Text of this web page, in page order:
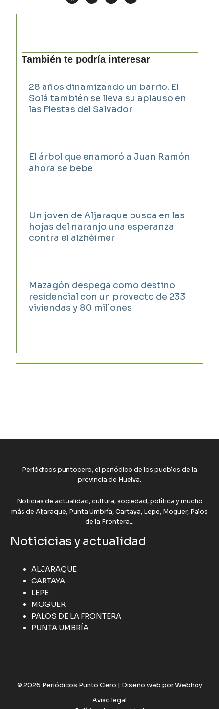
También te podría interesar
28 años dinamizando un barrio: El
Solá también se lleva su aplauso en
las Fiestas del Salvador
El árbol que enamoró a Juan Ramón
ahora se bebe
Un joven de Aljaraque busca en las
hojas del naranjo una esperanza
contra el alzhéimer
Mazagón despega como destino
residencial con un proyecto de 233
viviendas y 80 millones
Periódicos puntocero, el periódico de los pueblos de la
provincia de Huelva.
Noticias de actualidad, cultura, sociedad, política y mucho
más de Aljaraque, Punta Umbría, Cartaya, Lepe, Moguer, Palos
de la Frontera...
Noticicias y actualidad
ALJARAQUE
CARTAYA
LEPE
MOGUER
PALOS DE LA FRONTERA
PUNTA UMBRÍA
© 2026 Periódicos Punto Cero | Diseño web por Webhoy
Aviso legal